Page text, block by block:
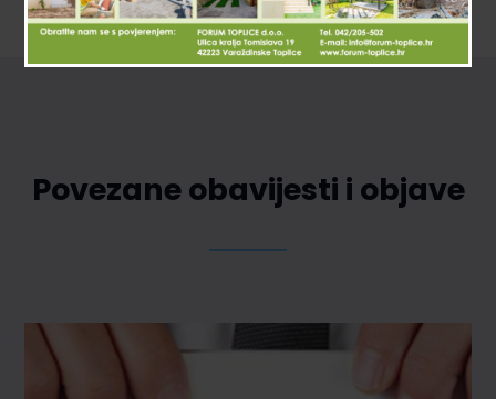
Povezane obavijesti i objave